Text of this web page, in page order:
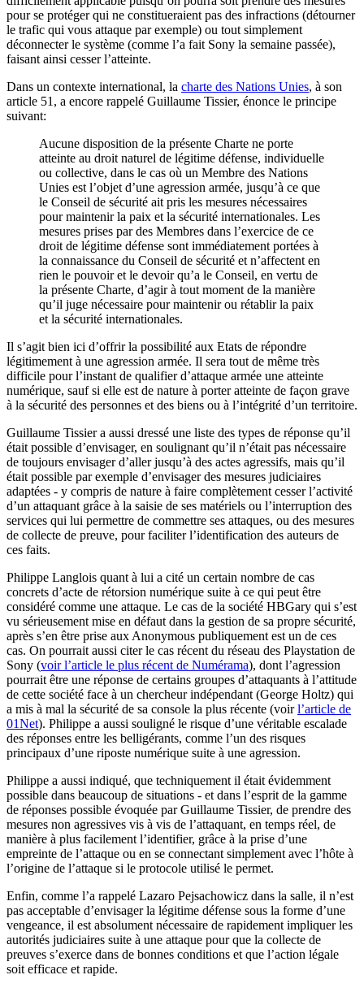
pour se protéger qui ne constitueraient pas des infractions (détourner
le trafic qui vous attaque par exemple) ou tout simplement
déconnecter le système (comme l’a fait Sony la semaine passée),
faisant ainsi cesser l’atteinte.
Dans un contexte international, la charte des Nations Unies, à son
article 51, a encore rappelé Guillaume Tissier, énonce le principe
suivant:
Aucune disposition de la présente Charte ne porte
atteinte au droit naturel de légitime défense, individuelle
ou collective, dans le cas où un Membre des Nations
Unies est l’objet d’une agression armée, jusqu’à ce que
le Conseil de sécurité ait pris les mesures nécessaires
pour maintenir la paix et la sécurité internationales. Les
mesures prises par des Membres dans l’exercice de ce
droit de légitime défense sont immédiatement portées à
la connaissance du Conseil de sécurité et n’affectent en
rien le pouvoir et le devoir qu’a le Conseil, en vertu de
la présente Charte, d’agir à tout moment de la manière
qu’il juge nécessaire pour maintenir ou rétablir la paix
et la sécurité internationales.
Il s’agit bien ici d’offrir la possibilité aux Etats de répondre
légitimement à une agression armée. Il sera tout de même très
difficile pour l’instant de qualifier d’attaque armée une atteinte
numérique, sauf si elle est de nature à porter atteinte de façon grave
à la sécurité des personnes et des biens ou à l’intégrité d’un territoire.
Guillaume Tissier a aussi dressé une liste des types de réponse qu’il
était possible d’envisager, en soulignant qu’il n’était pas nécessaire
de toujours envisager d’aller jusqu’à des actes agressifs, mais qu’il
était possible par exemple d’envisager des mesures judiciaires
adaptées - y compris de nature à faire complètement cesser l’activité
d’un attaquant grâce à la saisie de ses matériels ou l’interruption des
services qui lui permettre de commettre ses attaques, ou des mesures
de collecte de preuve, pour faciliter l’identification des auteurs de
ces faits.
Philippe Langlois quant à lui a cité un certain nombre de cas
concrets d’acte de rétorsion numérique suite à ce qui peut être
considéré comme une attaque. Le cas de la société HBGary qui s’est
vu sérieusement mise en défaut dans la gestion de sa propre sécurité,
après s’en être prise aux Anonymous publiquement est un de ces
cas. On pourrait aussi citer le cas récent du réseau des Playstation de
Sony (voir l’article le plus récent de Numérama), dont l’agression
pourrait être une réponse de certains groupes d’attaquants à l’attitude
de cette société face à un chercheur indépendant (George Holtz) qui
a mis à mal la sécurité de sa console la plus récente (voirl’article de
01Net). Philippe a aussi souligné le risque d’une véritable escalade
des réponses entre les belligérants, comme l’un des risques
principaux d’une riposte numérique suite à une agression.
Philippe a aussi indiqué, que techniquement il était évidemment
possible dans beaucoup de situations - et dans l’esprit de la gamme
de réponses possible évoquée par Guillaume Tissier, de prendre des
mesures non agressives vis à vis de l’attaquant, en temps réel, de
manière à plus facilement l’identifier, grâce à la prise d’une
empreinte de l’attaque ou en se connectant simplement avec l’hôte à
l’origine de l’attaque si le protocole utilisé le permet.
Enfin, comme l’a rappelé Lazaro Pejsachowicz dans la salle, il n’est
pas acceptable d’envisager la légitime défense sous la forme d’une
vengeance, il est absolument nécessaire de rapidement impliquer les
autorités judiciaires suite à une attaque pour que la collecte de
preuves s’exerce dans de bonnes conditions et que l’action légale
soit efficace et rapide.